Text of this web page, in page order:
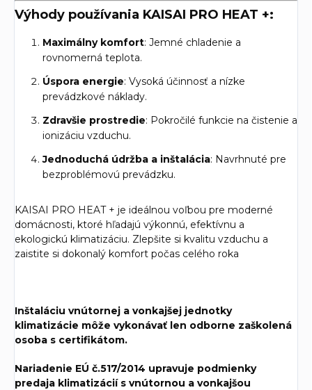
Výhody používania KAISAI PRO HEAT +:
Maximálny komfort: Jemné chladenie a
rovnomerná teplota.
Úspora energie: Vysoká účinnosť a nízke
prevádzkové náklady.
Zdravšie prostredie: Pokročilé funkcie na čistenie a
ionizáciu vzduchu.
Jednoduchá údržba a inštalácia: Navrhnuté pre
bezproblémovú prevádzku.
KAISAI PRO HEAT + je ideálnou voľbou pre moderné
domácnosti, ktoré hľadajú výkonnú, efektívnu a
ekologickú klimatizáciu. Zlepšite si kvalitu vzduchu a
zaistite si dokonalý komfort počas celého roka
Inštaláciu vnútornej a vonkajšej jednotky
klimatizácie môže vykonávať len odborne zaškolená
osoba s certifikátom.
Nariadenie EÚ č.517/2014 upravuje podmienky
predaja klimatizácií s vnútornou a vonkajšou